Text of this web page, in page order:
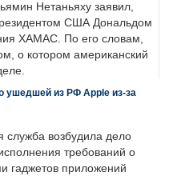
Нетаньяху заявил,
США Дональдом
ХАМАС. По его словам,
о котором американский
ушедшей из РФ Apple из-за
возбудила дело
требований о
гаджетов приложений